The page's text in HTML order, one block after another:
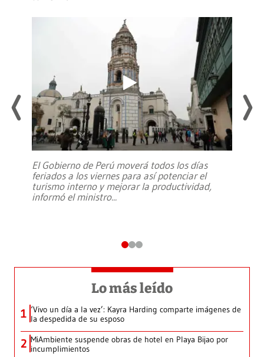
El Gobierno de Perú moverá todos los días
feriados a los viernes para así potenciar el
turismo interno y mejorar la productividad,
informó el ministro...
Lo más leído
1 ‘Vivo un día a la vez’: Kayra Harding comparte imágenes de
la despedida de su esposo
2 MiAmbiente suspende obras de hotel en Playa Bijao por
incumplimientos